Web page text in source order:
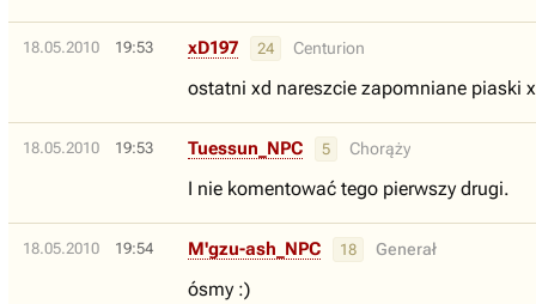
18.05.2010 19:53 xD197 24 Centurion
ostatni xd nareszcie zapomniane piaski
18.05.2010 19:53 Tuessun_NPC 5 Chorąży
I nie komentować tego pierwszy drugi.
18.05.2010 19:54 M'gzu-ash_NPC 18 Generał
ósmy :)